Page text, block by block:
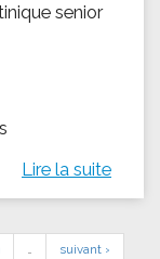
senior
Lire la suite
… suivant ›